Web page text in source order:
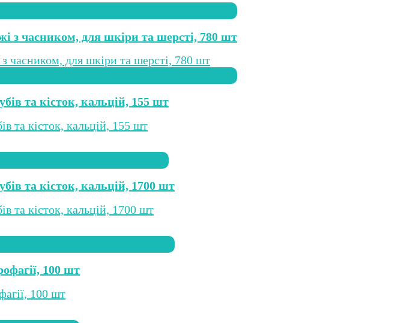
з часником, для шкіри та шерсті, 780 шт
та кісток, кальцій, 155 шт
та кісток, кальцій, 1700 шт
100 шт